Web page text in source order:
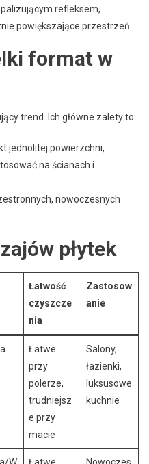
refleksem,
powiększające przestrzeń.
format w
trend. Ich główne zalety to:
jednolitej powierzchni,
na ścianach i
nowoczesnych
płytek
Łatwość
czyszcze
nia
Zastosow
anie
Łatwe
przy
polerze,
trudniejsz
e przy
macie
Salony,
łazienki,
luksusowe
kuchnie